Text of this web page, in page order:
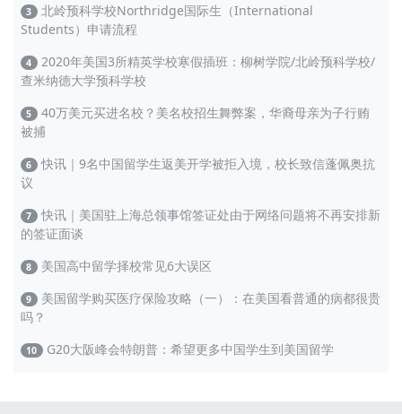
3 北岭预科学校Northridge国际生（International
Students）申请流程
4 2020年美国3所精英学校寒假插班：柳树学院/北岭预科学校/
查米纳德大学预科学校
5 40万美元买进名校？美名校招生舞弊案，华裔母亲为子行贿
被捕
6 快讯｜9名中国留学生返美开学被拒入境，校长致信蓬佩奥抗
议
7 快讯｜美国驻上海总领事馆签证处由于网络问题将不再安排新
的签证面谈
8 美国高中留学择校常见6大误区
9 美国留学购买医疗保险攻略（一）：在美国看普通的病都很贵
吗？
10 G20大阪峰会特朗普：希望更多中国学生到美国留学